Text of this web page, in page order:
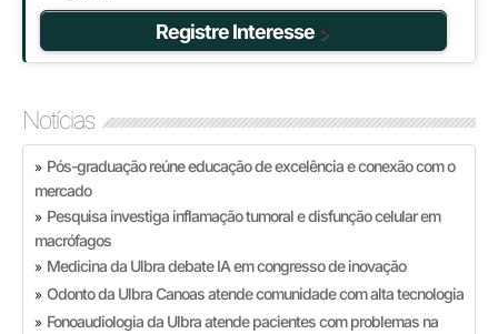
Registre Interesse
Notícias
» Pós-graduação reúne educação de excelência e conexão com o
mercado
» Pesquisa investiga inflamação tumoral e disfunção celular em
macrófagos
» Medicina da Ulbra debate IA em congresso de inovação
» Odonto da Ulbra Canoas atende comunidade com alta tecnologia
» Fonoaudiologia da Ulbra atende pacientes com problemas na